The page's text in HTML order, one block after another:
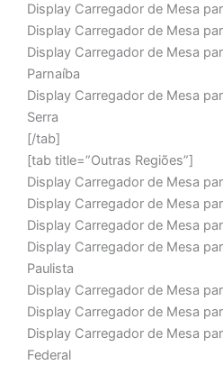
Display Carregador de Mesa
Display Carregador de Mesa
Display Carregador de Mesa
Parnaíba
Display Carregador de Mesa
Serra
[/tab]
[tab title=”Outras Regiões”]
Display Carregador de Mesa
Display Carregador de Mesa
Display Carregador de Mesa
Display Carregador de Mesa
Paulista
Display Carregador de Mesa
Display Carregador de Mesa
Display Carregador de Mesa
Federal